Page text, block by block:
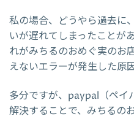
私の場合、どうやら過去に
いが遅れてしまったことが
れがみちるのおめぐ実のお
えないエラーが発生した原
多分ですが、paypal（ペイ
解決することで、みちるの